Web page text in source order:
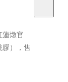
蓮燉官
），售